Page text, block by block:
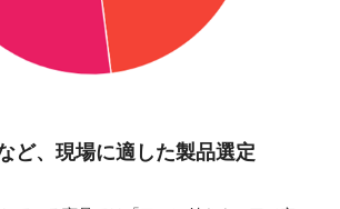
ど、現場に適した製品選定